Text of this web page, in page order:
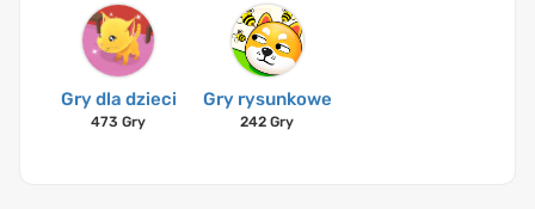
Gry dla dzieci
473 Gry
Gry rysunkowe
242 Gry